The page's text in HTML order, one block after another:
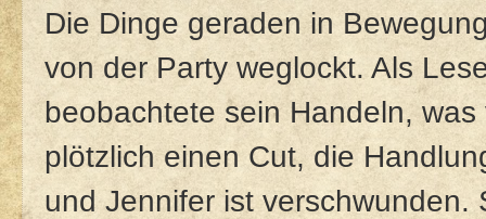
Die Dinge geraden in
von der Party weglockt. Als
beobachtete sein Handeln,
plötzlich einen Cut, die
und Jennifer ist verschwunden.